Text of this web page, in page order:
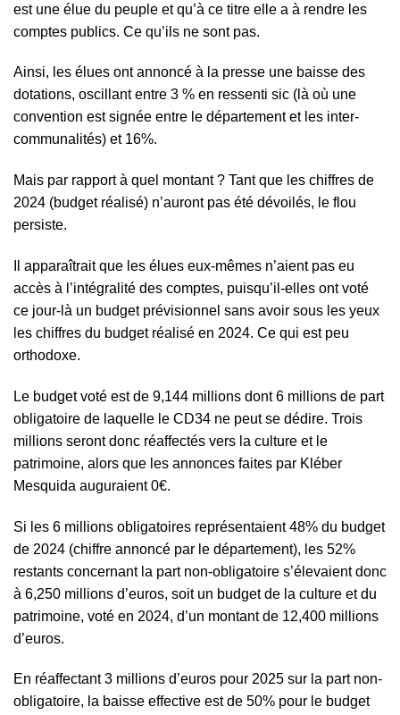
est une élue du peuple et qu’à ce titre elle a à rendre les
comptes publics. Ce qu’ils ne sont pas.
Ainsi, les élues ont annoncé à la presse une baisse des
dotations, oscillant entre 3 % en ressenti sic (là où une
convention est signée entre le département et les inter-
communalités) et 16%.
Mais par rapport à quel montant ? Tant que les chiffres de
2024 (budget réalisé) n’auront pas été dévoilés, le flou
persiste.
Il apparaîtrait que les élues eux-mêmes n’aient pas eu
accès à l’intégralité des comptes, puisqu’il-elles ont voté
ce jour-là un budget prévisionnel sans avoir sous les yeux
les chiffres du budget réalisé en 2024. Ce qui est peu
orthodoxe.
Le budget voté est de 9,144 millions dont 6 millions de part
obligatoire de laquelle le CD34 ne peut se dédire. Trois
millions seront donc réaffectés vers la culture et le
patrimoine, alors que les annonces faites par Kléber
Mesquida auguraient 0€.
Si les 6 millions obligatoires représentaient 48% du budget
de 2024 (chiffre annoncé par le département), les 52%
restants concernant la part non-obligatoire s’élevaient donc
à 6,250 millions d’euros, soit un budget de la culture et du
patrimoine, voté en 2024, d’un montant de 12,400 millions
d’euros.
En réaffectant 3 millions d’euros pour 2025 sur la part non-
obligatoire, la baisse effective est de 50% pour le budget